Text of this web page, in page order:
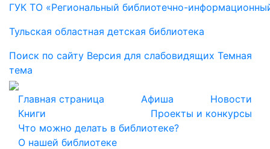
ГУК ТО «Региональный библиотечно-
Тульская областная детская библиотека
Поиск по сайту Версия для слабовидящих Темная
тема
Главная страница Афиша
Новости
Книги
Проекты и конкурсы
Что можно делать в библиотеке?
О нашей библиотеке